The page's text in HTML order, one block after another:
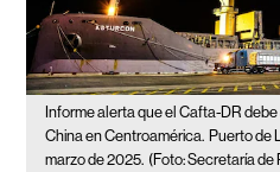
Informe alerta que el Cafta-DR
China en Centroamérica. Puerto de
marzo de 2025. (Foto: Secretaría de